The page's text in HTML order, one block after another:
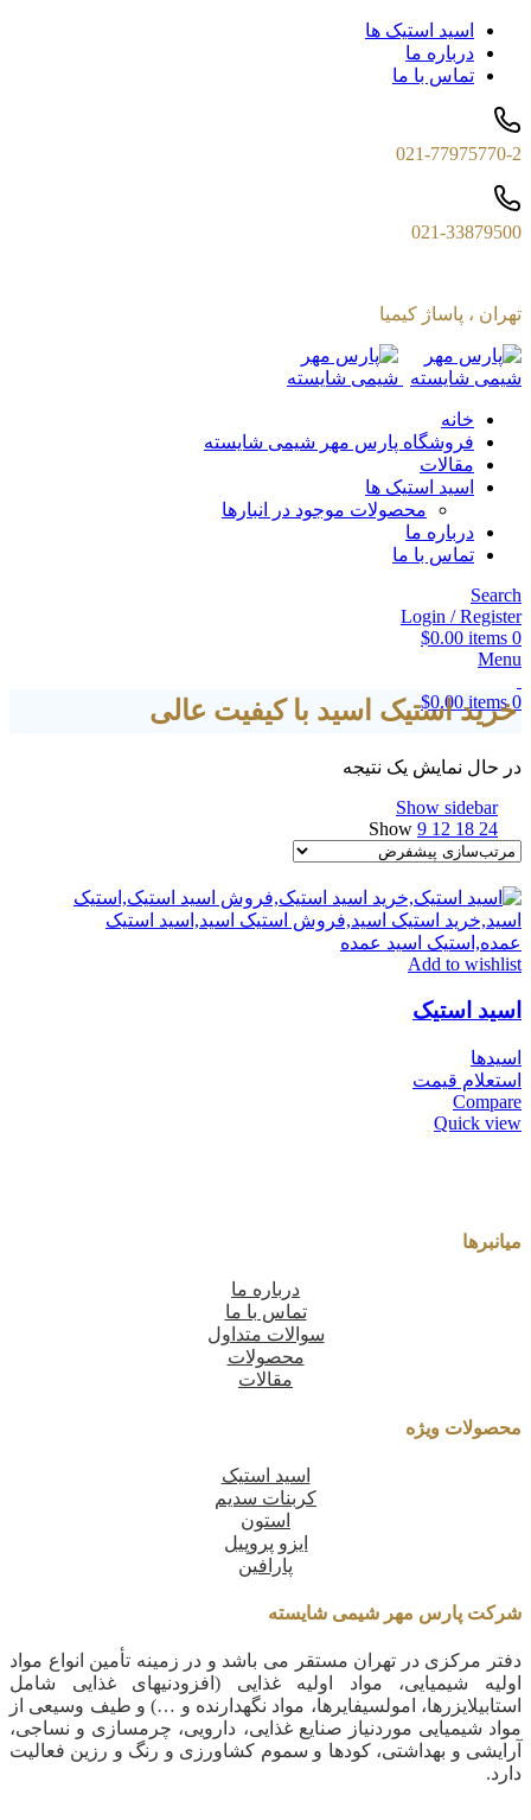
اسید استیک ها
درباره ما
تماس با ما
021-77975770-2
021-33879500
تهران ، پاساژ کیمیا
خانه
فروشگاه پارس مهر شیمی شایسته
مقالات
اسید استیک ها
محصولات موجود در انبارها
درباره ما
تماس با ما
Search
Login / Register
0
items
$0.00
Menu
0
items
$0.00
خرید استیک اسید با کیفیت عالی
در حال نمایش یک نتیجه
Show sidebar
Show 9 12 18 24
Add to wishlist
اسید استیک
اسیدها
استعلام قیمت
Compare
Quick view
میانبرها
درباره ما
تماس با ما
سوالات متداول
محصولات
مقالات
محصولات ویژه
اسید استیک
کربنات سدیم
استون
ایزو پروپیل
پارافین
شرکت پارس مهر شیمی شایسته
دفتر مرکزی در تهران مستقر می باشد و در زمینه تأمین انواع مواد
اولیه شیمیایی، مواد اولیه غذایی (افزودنیهای غذایی شامل
استابیلایزرها، امولسیفایرها، مواد نگهدارنده و …) و طیف وسیعی از
مواد شیمیایی موردنیاز صنایع غذایی، دارویی، چرمسازی و نساجی،
آرایشی و بهداشتی، کودها و سموم کشاورزی و رنگ و رزین فعالیت
دارد.